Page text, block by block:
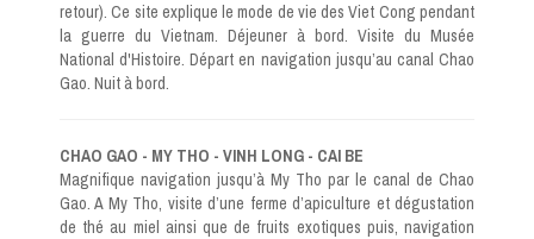
retour). Ce site explique le mode de vie des Viet Cong pendant
la guerre du Vietnam. Déjeuner à bord. Visite du Musée
National d'Histoire. Départ en navigation jusqu’au canal Chao
Gao. Nuit à bord.
CHAO GAO - MY THO - VINH LONG - CAI BE
Magnifique navigation jusqu’à My Tho par le canal de Chao
Gao. A My Tho, visite d’une ferme d’apiculture et dégustation
de thé au miel ainsi que de fruits exotiques puis, navigation